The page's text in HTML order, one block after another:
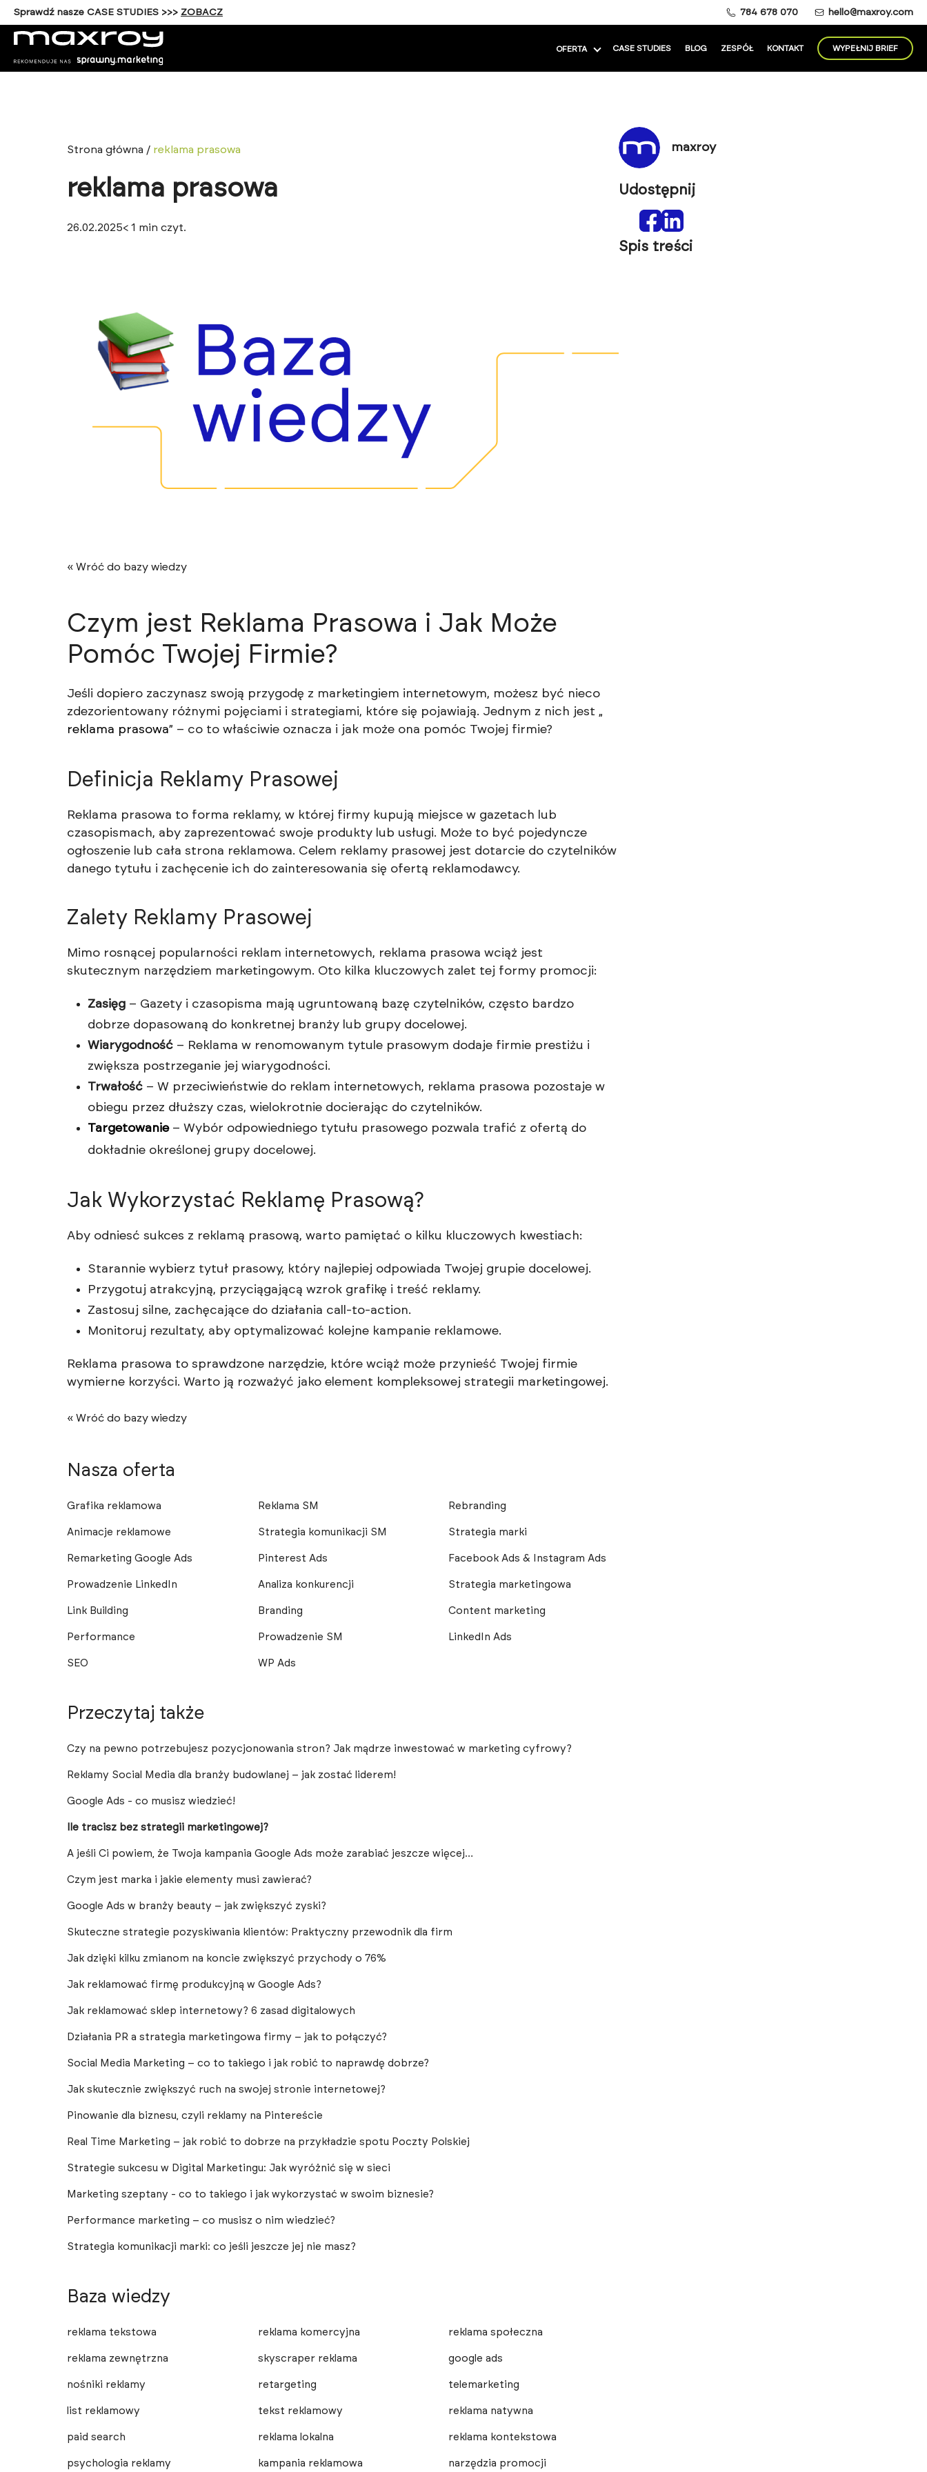
Sprawdź nasze CASE STUDIES >>> ZOBACZ 784 678 070 hello@maxroy.com
OFERTA CASE STUDIES BLOG ZESPÓŁ KONTAKT WYPEŁNIJ BRIEF
Strona główna / reklama prasowa
reklama prasowa
26.02.2025< 1 min czyt.
« Wróć do bazy wiedzy
Czym jest Reklama Prasowa i Jak Może
Pomóc Twojej Firmie?
Jeśli dopiero zaczynasz swoją przygodę z marketingiem internetowym, możesz być nieco
zdezorientowany różnymi pojęciami i strategiami, które się pojawiają. Jednym z nich jest „
reklama prasowa” – co to właściwie oznacza i jak może ona pomóc Twojej firmie?
Definicja Reklamy Prasowej
Reklama prasowa to forma reklamy, w której firmy kupują miejsce w gazetach lub
czasopismach, aby zaprezentować swoje produkty lub usługi. Może to być pojedyncze
ogłoszenie lub cała strona reklamowa. Celem reklamy prasowej jest dotarcie do czytelników
danego tytułu i zachęcenie ich do zainteresowania się ofertą reklamodawcy.
Zalety Reklamy Prasowej
Mimo rosnącej popularności reklam internetowych, reklama prasowa wciąż jest
skutecznym narzędziem marketingowym. Oto kilka kluczowych zalet tej formy promocji:
Zasięg – Gazety i czasopisma mają ugruntowaną bazę czytelników, często bardzo
dobrze dopasowaną do konkretnej branży lub grupy docelowej.
Wiarygodność – Reklama w renomowanym tytule prasowym dodaje firmie prestiżu i
zwiększa postrzeganie jej wiarygodności.
Trwałość – W przeciwieństwie do reklam internetowych, reklama prasowa pozostaje w
obiegu przez dłuższy czas, wielokrotnie docierając do czytelników.
Targetowanie– Wybór odpowiedniego tytułu prasowego pozwala trafić z ofertą do
dokładnie określonej grupy docelowej.
Jak Wykorzystać Reklamę Prasową?
Aby odniesć sukces z reklamą prasową, warto pamiętać o kilku kluczowych kwestiach:
Starannie wybierz tytuł prasowy, który najlepiej odpowiada Twojej grupie docelowej.
Przygotuj atrakcyjną, przyciągającą wzrok grafikę i treść reklamy.
Zastosuj silne, zachęcające do działania call-to-action.
Monitoruj rezultaty, aby optymalizować kolejne kampanie reklamowe.
Reklama prasowa to sprawdzone narzędzie, które wciąż może przynieść Twojej firmie
wymierne korzyści. Warto ją rozważyć jako element kompleksowej strategii marketingowej.
« Wróć do bazy wiedzy
Nasza oferta
Grafika reklamowa Reklama SM Rebranding
Animacje reklamowe Strategia komunikacji SM Strategia marki
Remarketing Google Ads Pinterest Ads Facebook Ads & Instagram Ads
Prowadzenie LinkedIn Analiza konkurencji Strategia marketingowa
Link Building Branding Content marketing
Performance Prowadzenie SM LinkedIn Ads
SEO WP Ads
Przeczytaj także
Czy na pewno potrzebujesz pozycjonowania stron? Jak mądrze inwestować w marketing cyfrowy?
Reklamy Social Media dla branży budowlanej – jak zostać liderem!
Google Ads - co musisz wiedzieć!
Ile tracisz bez strategii marketingowej?
A jeśli Ci powiem, że Twoja kampania Google Ads może zarabiać jeszcze więcej…
Czym jest marka i jakie elementy musi zawierać?
Google Ads w branży beauty – jak zwiększyć zyski?
Skuteczne strategie pozyskiwania klientów: Praktyczny przewodnik dla firm
Jak dzięki kilku zmianom na koncie zwiększyć przychody o 76%
Jak reklamować firmę produkcyjną w Google Ads?
Jak reklamować sklep internetowy? 6 zasad digitalowych
Działania PR a strategia marketingowa firmy – jak to połączyć?
Social Media Marketing – co to takiego i jak robić to naprawdę dobrze?
Jak skutecznie zwiększyć ruch na swojej stronie internetowej?
Pinowanie dla biznesu, czyli reklamy na Pintereście
Real Time Marketing – jak robić to dobrze na przykładzie spotu Poczty Polskiej
Strategie sukcesu w Digital Marketingu: Jak wyróżnić się w sieci
Marketing szeptany - co to takiego i jak wykorzystać w swoim biznesie?
Performance marketing – co musisz o nim wiedzieć?
Strategia komunikacji marki: co jeśli jeszcze jej nie masz?
Baza wiedzy
reklama tekstowa reklama komercyjna reklama społeczna
reklama zewnętrzna skyscraper reklama google ads
nośniki reklamy retargeting telemarketing
list reklamowy tekst reklamowy reklama natywna
paid search reklama lokalna reklama kontekstowa
psychologia reklamy kampania reklamowa narzędzia promocji
maxroy
Udostępnij
Spis treści